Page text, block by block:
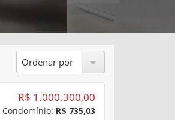
R$ 1.000.300,00
Condomínio: R$ 735,03